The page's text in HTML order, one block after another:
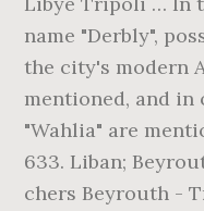
name "Derbly",
the city's modern
mentioned, and in
"Wahlia" are
633. Liban;
chers Beyrouth -